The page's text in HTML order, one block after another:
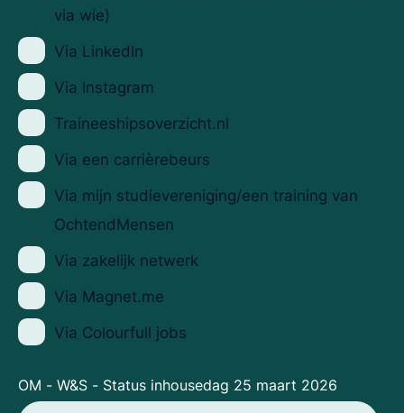
via wie)
Via LinkedIn
Via Instagram
Traineeshipsoverzicht.nl
Via een carrièrebeurs
Via mijn studievereniging/een training van
OchtendMensen
Via zakelijk netwerk
Via Magnet.me
Via Colourfull jobs
OM - W&S - Status inhousedag 25 maart 2026